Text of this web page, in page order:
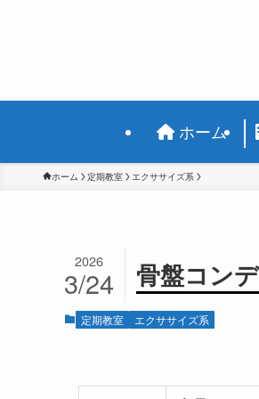
ホーム
ホーム 定期教室 エクササイズ系
骨盤コン
2026
3/24
定期教室 エクササイズ系